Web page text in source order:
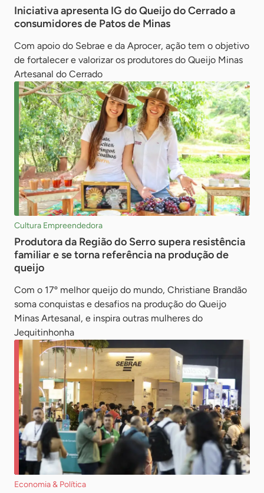
Iniciativa apresenta IG do Queijo do Cerrado a
consumidores de Patos de Minas
Com apoio do Sebrae e da Aprocer, ação tem o objetivo
de fortalecer e valorizar os produtores do Queijo Minas
Artesanal do Cerrado
Cultura Empreendedora
Produtora da Região do Serro supera resistência
familiar e se torna referência na produção de
queijo
Com o 17º melhor queijo do mundo, Christiane Brandão
soma conquistas e desafios na produção do Queijo
Minas Artesanal, e inspira outras mulheres do
Jequitinhonha
Economia & Política